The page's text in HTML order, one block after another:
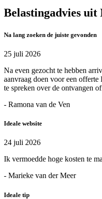
Belastingadvies
Na lang zoeken de juiste gevonden
25 juli 2026
Na even gezocht te hebben
aanvraag doen voor een
te spreken over de ontvangen
- Ramona van de Ven
Ideale website
24 juli 2026
Ik vermoedde hoge kosten te
- Marieke van der Meer
Ideale tip